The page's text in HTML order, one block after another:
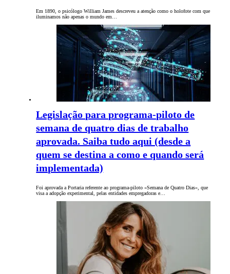
Em 1890, o psicólogo William James descreveu a atenção como o holofote com que
iluminamos não apenas o mundo em…
Legislação para programa-piloto de
semana de quatro dias de trabalho
aprovada. Saiba tudo aqui (desde a
quem se destina a como e quando será
implementada)
Foi aprovada a Portaria referente ao programa-piloto «Semana de Quatro Dias», que
visa a adopção experimental, pelas entidades empregadoras e…